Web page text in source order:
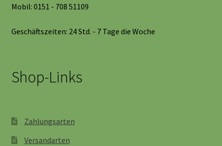
Mobil: 0151 - 708 51109
Geschäftszeiten: 24 Std. - 7 Tage die Woche
Shop-Links
Zahlungsarten
Versandarten